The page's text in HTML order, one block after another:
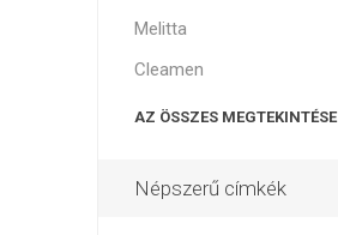
Melitta
Cleamen
AZ ÖSSZES MEGTEKINTÉSE
Népszerű címkék